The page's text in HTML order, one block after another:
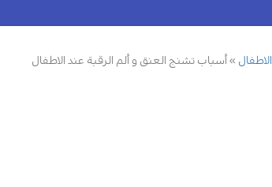
أسباب تشنج العنق و ألم الرقبة عند الاطفال